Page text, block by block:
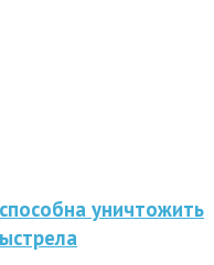
уничтожить